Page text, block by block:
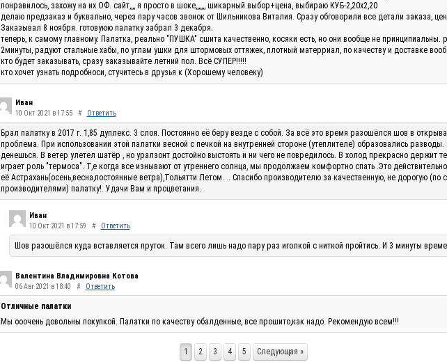
понравилось, захожу на их ОФ. сайт,,,, я просто в шоке,,,,,,, шикарный выбор+цена, выбираю КУБ-2,20х2,20
делаю предзаказ и буквально, через пару часов звонок от Шильникова Виталия. Сразу обговорили все детали заказа,
Заказывал 8 ноября. готовуюю палатку забрал 3 декабря.
теперь, к самому главному. Палатка, реально "ПУШКА" сшита качественно, косяки есть, но они вообще не принципиальны.
2минуты, радуют стальные хабы, по углам ушки для штормовых оттяжек, плотный матерриал, по качеству и доставке
кто будет заказывать, сразу заказывайте летний пол. Всё СУПЕР!!!!!
кто хочет узнать подробноси, стучитесь в друзья к (Хорошему человеку)
Иван
10 Окт 2021 в 17:55 # Ответить
Брал палатку в 2017 г. 1,85 дуплекс. 3 слоя. Постоянно её беру везде с собой. За всё это время разошёлся шов в
проблема. При использовании этой палатки весной с печкой на внутренней стороне (утеплителе) образовались разводы.
денешься. В ветер улетел шатёр , но уралзонт достойно выстоять и ни чего не повредилось. В холод прекрасно держит
играет роль "термоса". Т,е когда все изнывают от утреннего солнца, мы продолжаем комфортно спать .Это
её Астрахань(осень,весна,постоянные ветра),Тольятти Летом. .. Спасибо производителю за качественную, не дорогую (по
производителями) палатку!. Удачи Вам и процветания.
Иван
10 Окт 2021 в 17:59 # Ответить
Шов разошёлся куда вставляется пруток. Там всего лишь надо пару раз иголкой с ниткой пройтись. И 3 минуты
Валентина Владимировна Котова
06 Авг 2021 в 18:40 # Ответить
Отличные палатки
Мы ооочень довольны покупкой. Палатки по качеству обалденные, все прошито,как надо. Рекомендую всем!!!
1 2 3 4 5 Следующая »